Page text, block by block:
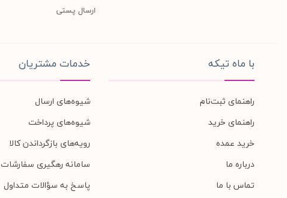
ارسال پستی
با ماه تیکه
راهنمای ثبت‌نام
راهنمای خرید
خرید عمده
درباره ما
تماس با ما
خدمات مشتریان
شیوه‌های ارسال
شیوه‌های پرداخت
رویه‌های بازگرداندن کالا
سامانه رهگیری سفارشات
پاسخ به سؤالات متداول